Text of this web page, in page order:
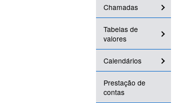
Chamadas
Tabelas de
valores
Calendários
Prestação de
contas